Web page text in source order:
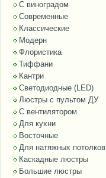
С виноградом
Современные
Классические
Модерн
Флористика
Тиффани
Кантри
Светодиодные (LED)
Люстры с пультом ДУ
С вентилятором
Для кухни
Восточные
Для натяжных потолков
Каскадные люстры
Большие люстры